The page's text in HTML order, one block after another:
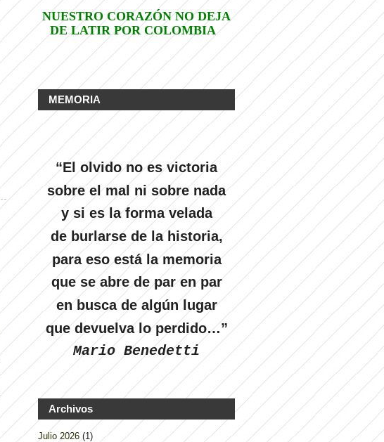
NUESTRO CORAZÓN NO DEJA
DE LATIR POR COLOMBIA
MEMORIA
“El olvido no es victoria
sobre el mal ni sobre nada
y si es la forma velada
de burlarse de la historia,
para eso está la memoria
que se abre de par en par
en busca de algún lugar
que devuelva lo perdido…”
Mario Benedetti
Archivos
Julio 2026 (1)